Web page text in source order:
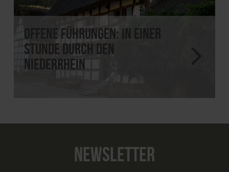
Offene Führungen: In einer
Stunde durch den
Niederrhein
NEWSLETTER